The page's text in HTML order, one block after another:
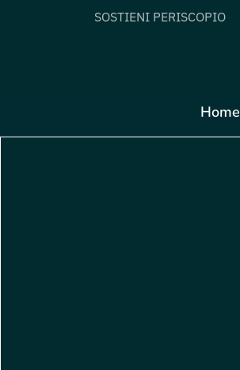
SOSTIENI PERISCOPIO
Home